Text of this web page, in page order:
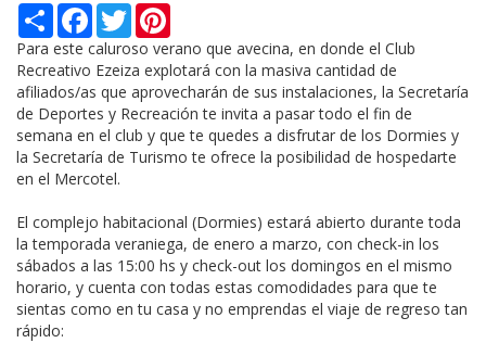
С
о
д
е
л
и
F
c
e
b
o
o
k
T
w
i
t
t
e
r
n
t
e
r
e
s
t
Para este caluroso verano que avecina, en donde el Club
Recreativo Ezeiza explotará con la masiva cantidad de
afiliados/as que aprovecharán de sus instalaciones, la Secretaría
de Deportes y Recreación te invita a pasar todo el fin de
semana en el club y que te quedes a disfrutar de los Dormies y
la Secretaría de Turismo te ofrece la posibilidad de hospedarte
en el Mercotel.
El complejo habitacional (Dormies) estará abierto durante toda
la temporada veraniega, de enero a marzo, con check-in los
sábados a las 15:00 hs y check-out los domingos en el mismo
horario, y cuenta con todas estas comodidades para que te
sientas como en tu casa y no emprendas el viaje de regreso tan
rápido: